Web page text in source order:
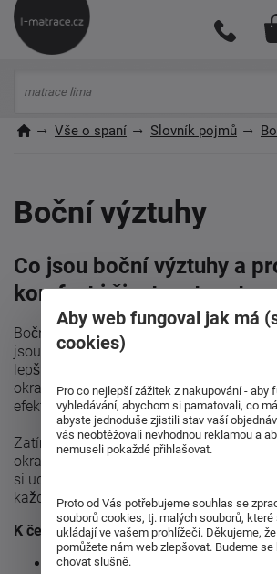
Vše o spaní Slovník pojmů
Boční výztuhy
Co jsou boční výztuhy a
komfort i životnost
Boční výztuhy (někdy označované jako
jsou pevnější části po stranách matrace,
lepší stabilitu a tvarovou stálost, zejména
okraji postele. Zabraňují deformaci a
efekt sesedání matrace.
Zatímco běžná matrace může po čase
okrajích, model s bočními výztuhami
si udrží pevný a rovný profil po celé ploše
každodenním používání.
K čemu slouží boční výztuhy?
Usnadňují vstávání z postele,
Aby web fungoval jak má
cookies)
Pro co nejlepší zážitek z nakupování - aby
vyhledávání, abychom si pamatovali, co
abyste jednoduše zjistili stav vaší
vás neobtěžovali nevhodnou reklamou a
nemuseli pokaždé přihlašovat.
Proto od Vás potřebujeme souhlas se
souborů cookies, tj. malých souborů, které
ukládají ve vašem prohlížeči. Děkujeme,
pomůžete nám web zlepšovat. Budeme
chovat slušně.